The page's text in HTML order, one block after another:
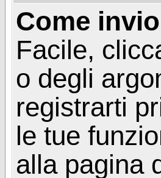
Come
Facile,
o degli
registrarti
le tue
alla pagina